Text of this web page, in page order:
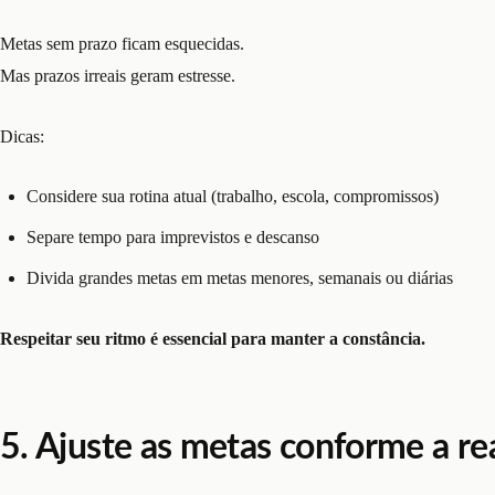
Metas sem prazo ficam esquecidas.
Mas prazos irreais geram estresse.
Dicas:
Considere sua rotina atual (trabalho, escola, compromissos)
Separe tempo para imprevistos e descanso
Divida grandes metas em metas menores, semanais ou diárias
Respeitar seu ritmo é essencial para manter a constância.
5. Ajuste as metas conforme a